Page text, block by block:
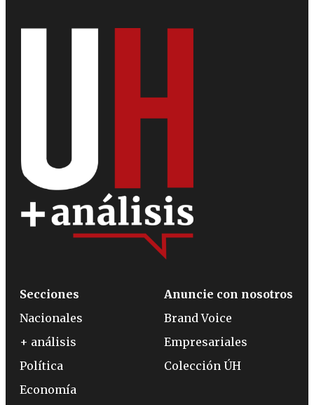
Secciones
Nacionales
+ análisis
Política
Economía
Anuncie con nosotros
Brand Voice
Empresariales
Colección ÚH